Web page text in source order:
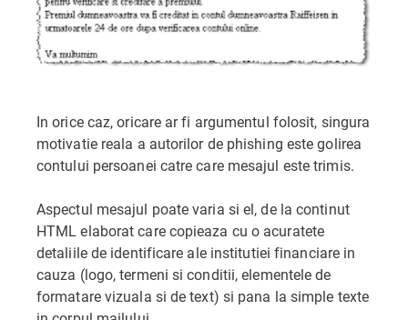
In orice caz, oricare ar fi argumentul folosit, singura
motivatie reala a autorilor de phishing este golirea
contului persoanei catre care mesajul este trimis.
Aspectul mesajul poate varia si el, de la continut
HTML elaborat care copieaza cu o acuratete
detaliile de identificare ale institutiei financiare in
cauza (logo, termeni si conditii, elementele de
formatare vizuala si de text) si pana la simple texte